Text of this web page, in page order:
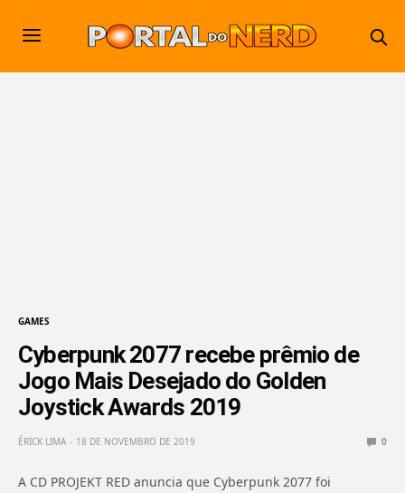
GAMES
Cyberpunk 2077 recebe prêmio de
Jogo Mais Desejado do Golden
Joystick Awards 2019
ÉRICK LIMA 18 DE NOVEMBRO DE 2019 0
A CD PROJEKT RED anuncia que Cyberpunk 2077 foi